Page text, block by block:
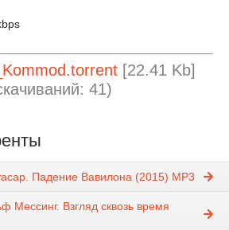
[22.41 Kb]
41)
Падение Вавилона (2015) МР3
Мессинг. Взгляд сквозь время